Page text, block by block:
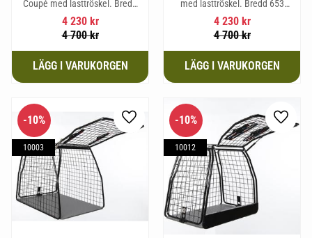
Coupé med lasttröskel. Bredd
653 mm, Höjd 675 mm, Djup
830 mm och Vikt 19,4 kg.
4 230kr
4 700kr
med lasttröskel. Bredd 653
mm, Höjd 675 mm, Djup 830
mm och Vikt 20,2 kg.
4 230kr
4 700kr
10%
10003
Lägg till i favoriter
10%
10012
Lägg